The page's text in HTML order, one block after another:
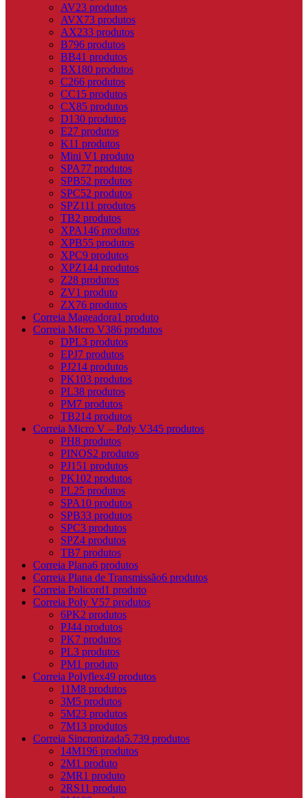
AV23 produtos
AVX73 produtos
AX233 produtos
B796 produtos
BB41 produtos
BX180 produtos
C266 produtos
CC15 produtos
CX85 produtos
D130 produtos
E27 produtos
K11 produtos
Mini V1 produto
SPA77 produtos
SPB52 produtos
SPC52 produtos
SPZ111 produtos
TB2 produtos
XPA146 produtos
XPB55 produtos
XPC9 produtos
XPZ144 produtos
Z28 produtos
ZV1 produto
ZX76 produtos
Correia Mageadora1 produto
Correia Micro V386 produtos
DPL3 produtos
EPJ7 produtos
PJ214 produtos
PK103 produtos
PL38 produtos
PM7 produtos
TB214 produtos
Correia Micro V – Poly V345 produtos
PH8 produtos
PINOS2 produtos
PJ151 produtos
PK102 produtos
PL25 produtos
SPA10 produtos
SPB33 produtos
SPC3 produtos
SPZ4 produtos
TB7 produtos
Correia Plana6 produtos
Correia Plana de Transmissão6 produtos
Correia Policord1 produto
Correia Poly V57 produtos
6PK2 produtos
PJ44 produtos
PK7 produtos
PL3 produtos
PM1 produto
Correia Polyflex49 produtos
11M8 produtos
3M5 produtos
5M23 produtos
7M13 produtos
Correia Sincronizada5.739 produtos
14M196 produtos
2M1 produto
2MR1 produto
2RS11 produto